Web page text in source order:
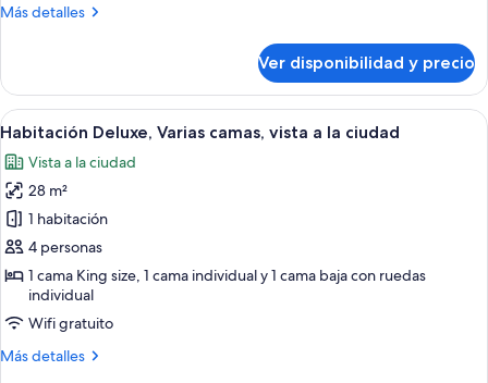
1
size
Más detalles
Más
doble
ejecutiva,
1
Queen
size
Ver disponibilidad y precio
Ver
todas
las
fotos
de
Habitación
Deluxe,
Varias
camas,
vista
Habitación de hotel con una cama
5
Habitación Deluxe, Varias camas, vista a la ciudad
Vista a la ciudad
28 m²
1 habitación
4 personas
1 cama King size, 1 cama individual y 1 cama baja con ruedas
individual
Wifi gratuito
Más detalles
Más